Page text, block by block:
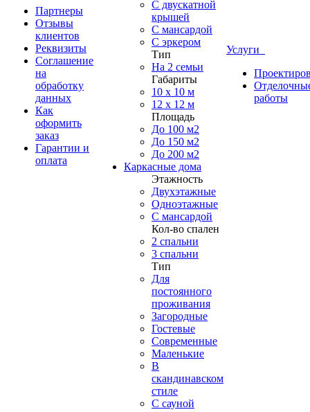
Партнеры
Отзывы
клиентов
Реквизиты
Соглашение
на
обработку
данных
Как
оформить
заказ
Гарантии и
оплата
С двускатной
крышей
С мансардой
С эркером
Тип
На 2 семьи
Габариты
10 x 10 м
12 x 12 м
Площадь
До 100 м2
До 150 м2
До 200 м2
Каркасные дома
Этажность
Двухэтажные
Одноэтажные
С мансардой
Кол-во спален
2 спальни
3 спальни
Тип
Для
постоянного
проживания
Загородные
Гостевые
Современные
Маленькие
В
скандинавском
стиле
С сауной
Услуги
работы